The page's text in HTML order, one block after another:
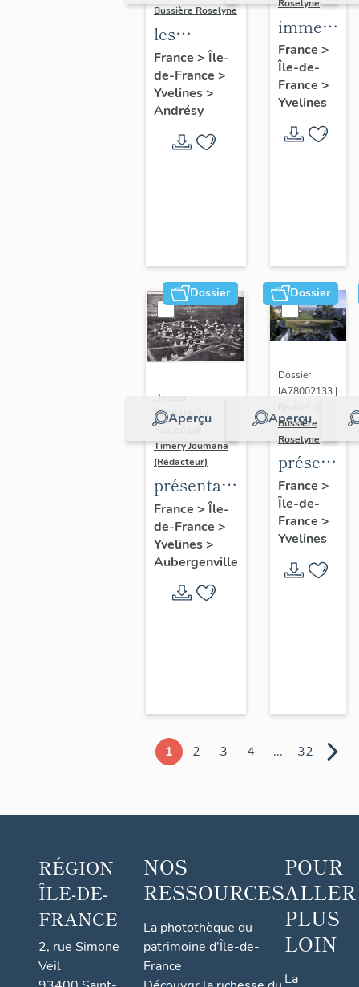
Bussière Roselyne
les
immeubles,
maisons et
fermes du
canton
d'Andrésy
France > Île-
de-France >
Yvelines>
Andrésy
Roselyne
maisons,
fermes
France >
Île-de-
France >
Yvelines
Dossier
Aperçu
Dossier
IA78002210 |
Réalisé par
Timery Joumana
(Rédacteur)
présentation
de l'étude
d'Elisabethville
France > Île-
de-France >
Yvelines>
Aubergenville
Dossier
Aperçu
Dossier
IA78002133 |
Bussière
Roselyne
du
diagnostic
et
France >
Île-de-
France >
Yvelines
1 2 3 4 ... 32
RÉGION
ÎLE-DE-
FRANCE
2, rue Simone
Veil
NOS
RESSOURCES
La photothèque du
patrimoine d'Île-de-
France
POUR
ALLER
PLUS
LOIN
La